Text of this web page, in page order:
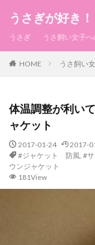
うさぎが好き！
うさぎ うさ飼い女子
HOME うさ飼い
体温調整が利い
ャケット
2017-01-24 2017-
#ジャケット 防風, #
ウンジャケット
181View